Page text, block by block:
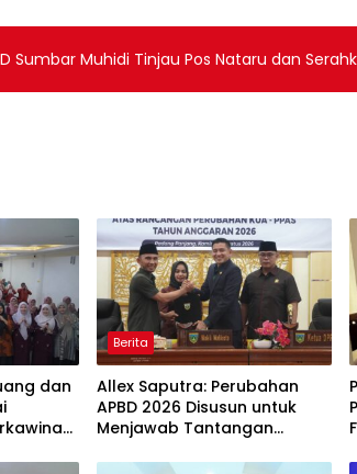
Sumbar Muhidi Tinjau Pos Nataru dan
dan
Berita
Allex Saputra: Perubahan
APBD 2026 Disusun untuk
Menjawab Tantangan